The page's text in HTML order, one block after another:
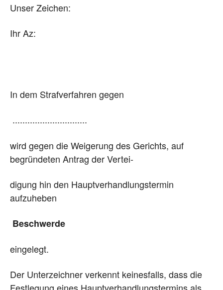
Unser Zeichen:
Ihr Az:
In dem Strafverfahren gegen
..............................
wird gegen die Weigerung des Gerichts, auf
begründeten Antrag der Vertei-
digung hin den Hauptverhandlungstermin
aufzuheben
Beschwerde
eingelegt.
Der Unterzeichner verkennt keinesfalls, dass die
Festlegung eines Hauptverhandlungstermins als